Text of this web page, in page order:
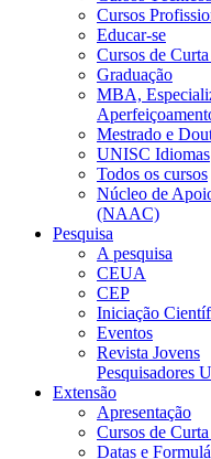
Cursos
Educar-se
Cursos de
Graduação
MBA,
Mestrado e
UNISC Idiomas
Todos os cursos
Núcleo de
(NAAC)
Pesquisa
A pesquisa
CEUA
CEP
Iniciação
Eventos
Revista Jovens
Pesquisadores
Extensão
Apresentação
Cursos de
Datas e